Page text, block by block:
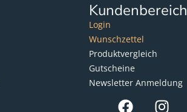
Kundenbereich
Login
Wunschzettel
Produktvergleich
Gutscheine
Newsletter Anmeldung